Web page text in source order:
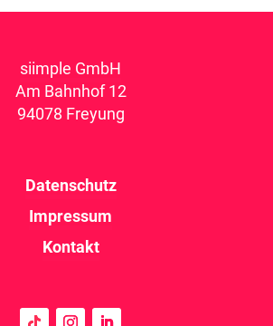
siimple GmbH
Am Bahnhof 12
94078 Freyung
Datenschutz
Impressum
Kontakt